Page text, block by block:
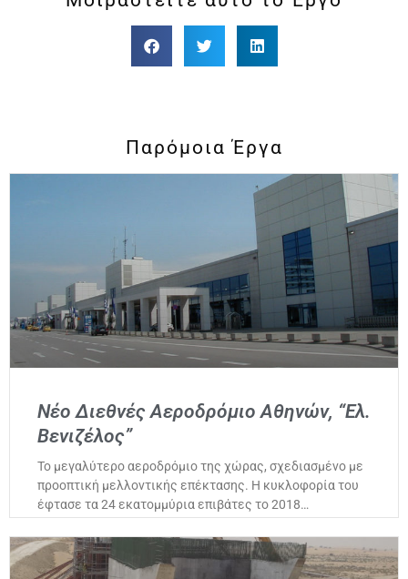
Παρόμοια Έργα
Νέο Διεθνές Αεροδρόμιο Αθηνών, “Ελ.
Βενιζέλος”
Το μεγαλύτερο αεροδρόμιο της χώρας, σχεδιασμένο με
προοπτική μελλοντικής επέκτασης. Η κυκλοφορία του
έφτασε τα 24 εκατομμύρια επιβάτες το 2018…